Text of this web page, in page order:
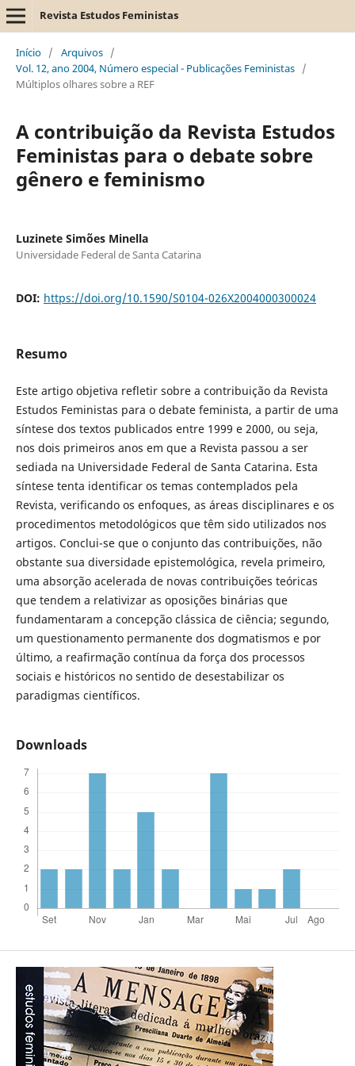
Revista Estudos Feministas
Início / Arquivos /
Vol. 12, ano 2004, Número especial - Publicações Feministas /
Múltiplos olhares sobre a REF
A contribuição da Revista Estudos
Feministas para o debate sobre
gênero e feminismo
Luzinete Simões Minella
Universidade Federal de Santa Catarina
DOI: https://doi.org/10.1590/S0104-026X2004000300024
Resumo
Este artigo objetiva refletir sobre a contribuição da Revista
Estudos Feministas para o debate feminista, a partir de uma
síntese dos textos publicados entre 1999 e 2000, ou seja,
nos dois primeiros anos em que a Revista passou a ser
sediada na Universidade Federal de Santa Catarina. Esta
síntese tenta identificar os temas contemplados pela
Revista, verificando os enfoques, as áreas disciplinares e os
procedimentos metodológicos que têm sido utilizados nos
artigos. Conclui-se que o conjunto das contribuições, não
obstante sua diversidade epistemológica, revela primeiro,
uma absorção acelerada de novas contribuições teóricas
que tendem a relativizar as oposições binárias que
fundamentaram a concepção clássica de ciência; segundo,
um questionamento permanente dos dogmatismos e por
último, a reafirmação contínua da força dos processos
sociais e históricos no sentido de desestabilizar os
paradigmas científicos.
Downloads